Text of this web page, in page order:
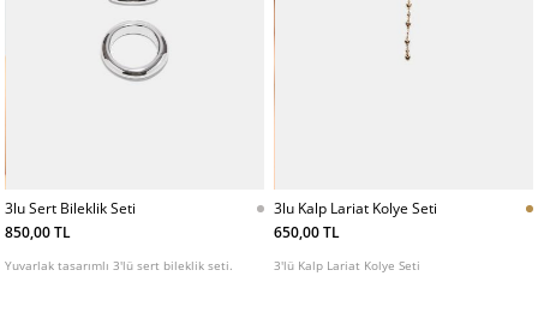
3lu Sert Bileklik Seti
850,00 TL
Yuvarlak tasarımlı 3'lü sert bileklik seti.
3lu Kalp Lariat Kolye Seti
650,00 TL
3'lü Kalp Lariat Kolye Seti